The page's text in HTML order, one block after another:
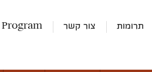
תרומות צור קשר Program